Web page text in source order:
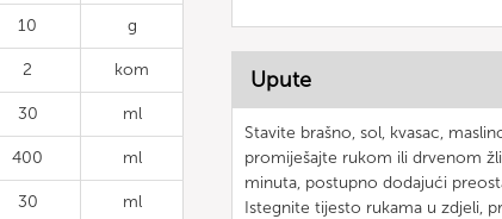
10 g
2 kom
30 ml
400 ml
30 ml
Upute
Stavite brašno, sol, kvasac,
promiješajte rukom ili drvenom
minuta, postupno dodajući
Istegnite tijesto rukama u zdjeli,